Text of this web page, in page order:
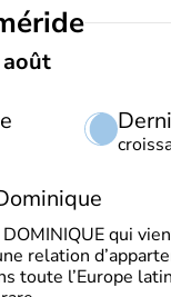
août
qui
relation
toute l’Europe